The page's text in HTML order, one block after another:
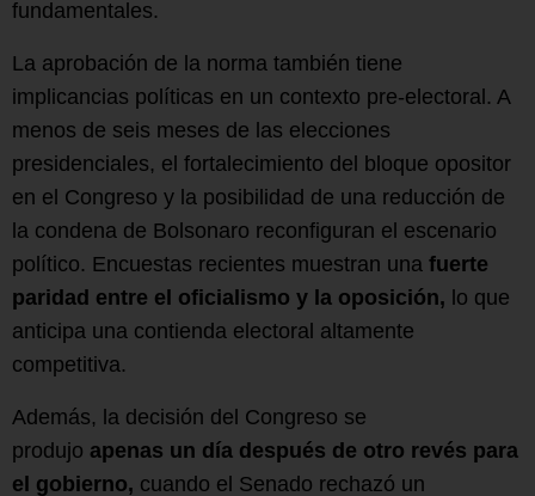
fundamentales.
La aprobación de la norma también tiene
implicancias políticas en un contexto pre-electoral. A
menos de seis meses de las elecciones
presidenciales, el fortalecimiento del bloque opositor
en el Congreso y la posibilidad de una reducción de
la condena de Bolsonaro reconfiguran el escenario
político. Encuestas recientes muestran una fuerte
paridad entre el oficialismo y la oposición, lo que
anticipa una contienda electoral altamente
competitiva.
Además, la decisión del Congreso se
produjo apenas un día después de otro revés para
el gobierno, cuando el Senado rechazó un